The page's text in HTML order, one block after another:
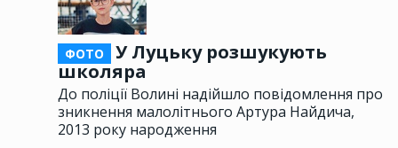
ФОТО
У Луцьку розшукують
школяра
До поліції Волині надійшло повідомлення про
зникнення малолітнього Артура Найдича,
2013 року народження